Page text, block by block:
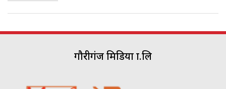
गौरीगंज मिडिया प्रा.लि